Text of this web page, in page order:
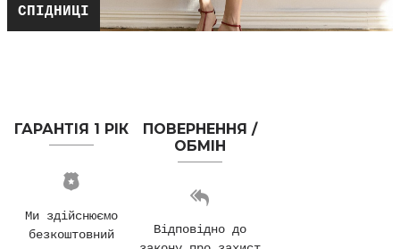
СПІДНИЦІ
ГАРАНТІЯ 1 РІК
Ми здійснюємо
безкоштовний
ПОВЕРНЕННЯ /
ОБМІН
Відповідно до